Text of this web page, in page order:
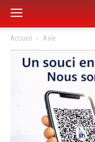
Accueil Asie